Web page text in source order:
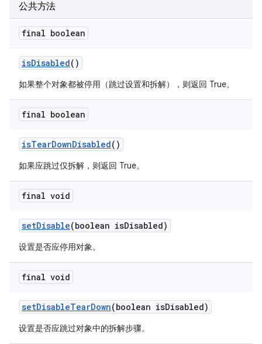
公共方法
final boolean
isDisabled()
如果整个对象都被停用（跳过设置和拆解），则返回 True。
final boolean
isTearDownDisabled()
如果应跳过仅拆解，则返回 True。
final void
setDisable(boolean isDisabled)
设置是否应停用对象。
final void
setDisableTearDown(boolean isDisabled)
设置是否应跳过对象中的拆解步骤。